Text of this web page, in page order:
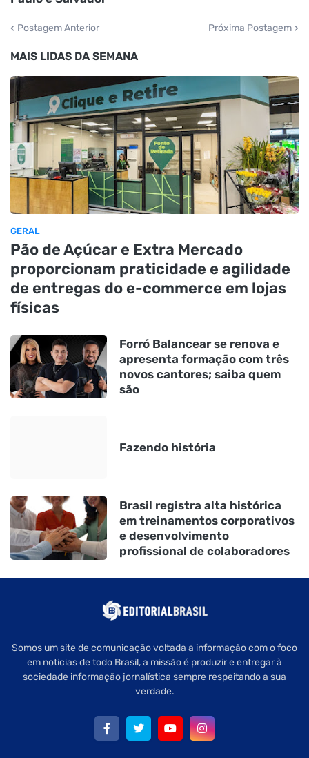
Postagem Anterior Próxima Postagem
MAIS LIDAS DA SEMANA
GERAL
Pão de Açúcar e Extra Mercado
proporcionam praticidade e agilidade
de entregas do e-commerce em lojas
físicas
Forró Balancear se renova e
apresenta formação com três
novos cantores; saiba quem
são
Fazendo história
Brasil registra alta histórica
em treinamentos corporativos
e desenvolvimento
profissional de colaboradores
Somos um site de comunicação voltada a informação com o foco
em noticias de todo Brasil, a missão é produzir e entregar à
sociedade informação jornalística sempre respeitando a sua
verdade.